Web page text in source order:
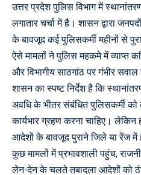
उत्तर प्रदेश पुलिस विभाग में
लगातार चर्चा में है। शासन द्वारा
के बावजूद कई पुलिसकर्मी महीनों से
ऐसे मामलों ने पुलिस महकमे में व्याप्त
और विभागीय साठगांठ पर गंभीर
शासन का स्पष्ट निर्देश है कि
अवधि के भीतर संबंधित पुलिसकर्मी को
कार्यभार ग्रहण करना चाहिए।
आदेशों के बावजूद पुराने जिले या रेंज में
कुछ मामलों में प्रभावशाली पहुंच,
लेन-देन के चलते तबादला आदेशों को